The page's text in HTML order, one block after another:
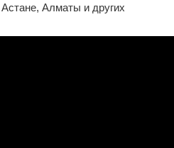
Алматы и других